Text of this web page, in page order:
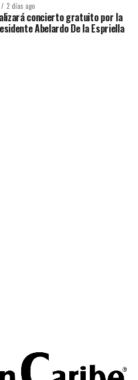
2 días ago
concierto gratuito por la
Abelardo De la Espriella